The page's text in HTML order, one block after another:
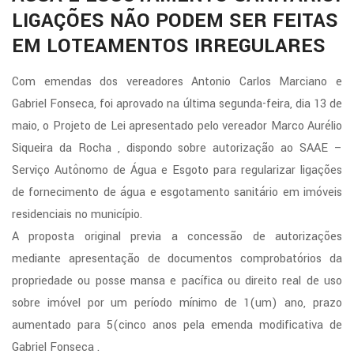
LIGAÇÕES NÃO PODEM SER FEITAS
EM LOTEAMENTOS IRREGULARES
Com emendas dos vereadores Antonio Carlos Marciano e
Gabriel Fonseca, foi aprovado na última segunda-feira, dia 13 de
maio, o Projeto de Lei apresentado pelo vereador Marco Aurélio
Siqueira da Rocha , dispondo sobre autorização ao SAAE –
Serviço Autônomo de Água e Esgoto para regularizar ligações
de fornecimento de água e esgotamento sanitário em imóveis
residenciais no município.
A proposta original previa a concessão de autorizações
mediante apresentação de documentos comprobatórios da
propriedade ou posse mansa e pacífica ou direito real de uso
sobre imóvel por um período mínimo de 1(um) ano, prazo
aumentado para 5(cinco anos pela emenda modificativa de
Gabriel Fonseca .